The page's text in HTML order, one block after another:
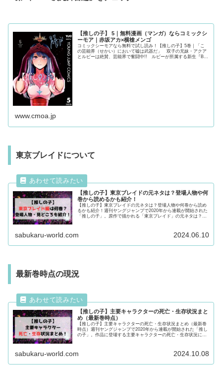
【推しの子】 5｜無料漫画（マンガ）ならコミックシ
ーモア｜赤坂アカ×横槍メンゴ
コミックシーモアなら無料で試し読み！【推しの子】5巻｜「こ
の芸能界（せかい）において嘘は武器だ」 双子の兄妹・アクア
とルビーは絶賛、芸能界で奮闘中!! ルビーが所属する新生『B小
www.cmoa.jp
東京ブレイドについて
【推しの子】東京ブレイドの元ネタは？登場人物や何
巻から読めるかも紹介！
【推しの子】東京ブレイドの元ネタは？登場人物や何巻から読め
るかも紹介！週刊ヤングジャンプで2020年から連載が開始された
「推しの子」。原作で描かれる「東京ブレイド」の元ネタは？登
sabukaru-world.com 2024.06.10
最新巻時点の現況
【推しの子】主要キャラクターの死亡・生存状況まと
め（最新巻時点）
【推しの子】主要キャラクターの死亡・生存状況まとめ（最新巻
時点）週刊ヤングジャンプで2020年から連載が開始された「推し
の子」。作品に登場する主要キャラクターの死亡・生存状況につ
sabukaru-world.com 2024.10.08